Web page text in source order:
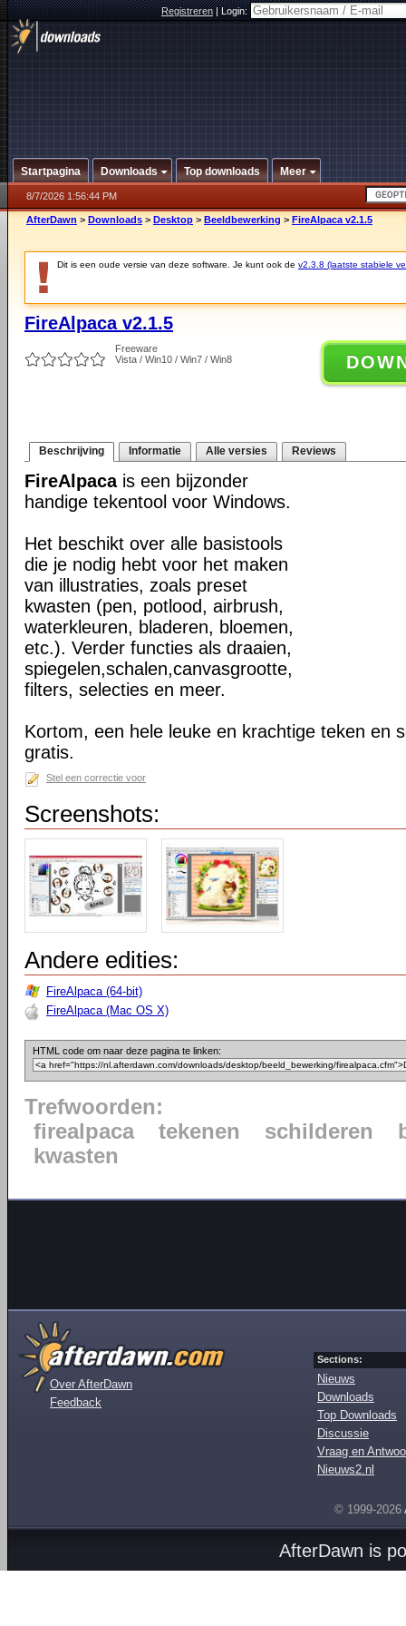
Registreren|Login:
Startpagina Downloads Top downloads Meer
8/7/2026 1:56:44 PM
AfterDawn > Downloads > Desktop > Beeldbewerking > FireAlpaca v2.1.5
Dit is een oude versie van deze software. Je kunt ook de v2.3.8 (laatste stabiele
FireAlpaca v2.1.5
Freeware
Vista / Win10 / Win7 / Win8
Beschrijving Informatie Alle versies Reviews
FireAlpacais een bijzonder
handige tekentool voor Windows.
Het beschikt over alle basistools
die je nodig hebt voor het maken
van illustraties, zoals preset
kwasten (pen, potlood, airbrush,
waterkleuren, bladeren, bloemen,
etc.). Verder functies als draaien,
spiegelen,schalen,canvasgrootte,
filters, selecties en meer.
Kortom, een hele leuke en krachtige teken en
gratis.
Stel een correctie voor
Screenshots:
Andere edities:
FireAlpaca (64-bit)
FireAlpaca (Mac OS X)
HTML code om naar deze pagina te linken:
Trefwoorden:
firealpaca
tekenen schilderen
kwasten
Over AfterDawn
Feedback
Sections:
Nieuws
Downloads
Top Downloads
Discussie
Vraag en
Nieuws2.nl
© 1999-2026
AfterDawn is